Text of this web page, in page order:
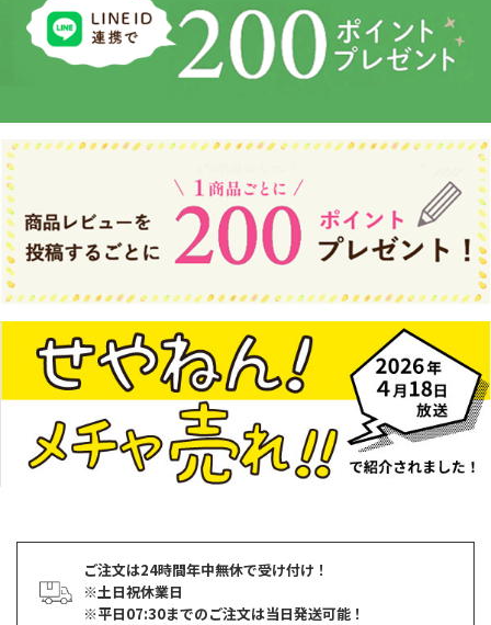
ご注文は24時間年中無休で受け付け！
※土日祝休業日
※平日07:30までのご注文は当日発送可能！